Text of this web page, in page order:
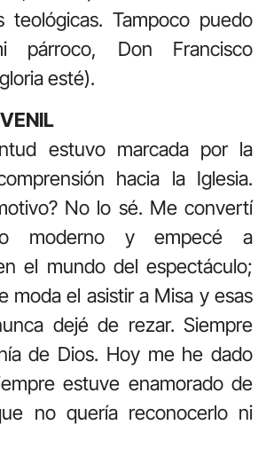
teológicas. Tampoco puedo
párroco, Don Francisco
esté).
estuvo marcada por la
hacia la Iglesia.
No lo sé. Me convertí
moderno y empecé a
el mundo del espectáculo;
moda el asistir a Misa y esas
dejé de rezar. Siempre
de Dios. Hoy me he dado
estuve enamorado de
no quería reconocerlo ni